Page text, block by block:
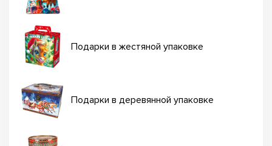
Подарки в жестяной упаковке
Подарки в деревянной упаковке